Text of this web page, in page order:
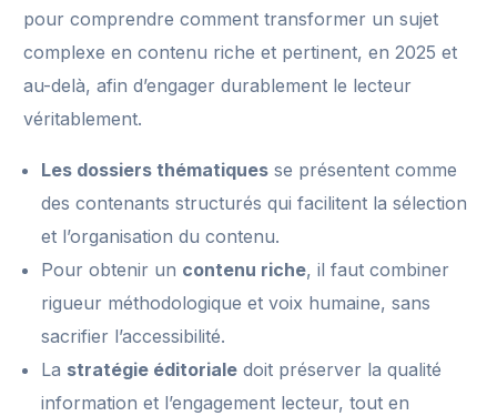
pour comprendre comment transformer un sujet
complexe en contenu riche et pertinent, en 2025 et
au-delà, afin d’engager durablement le lecteur
véritablement.
Les dossiers thématiques se présentent comme
des contenants structurés qui facilitent la sélection
et l’organisation du contenu.
Pour obtenir un contenu riche, il faut combiner
rigueur méthodologique et voix humaine, sans
sacrifier l’accessibilité.
La stratégie éditoriale doit préserver la qualité
information et l’engagement lecteur, tout en